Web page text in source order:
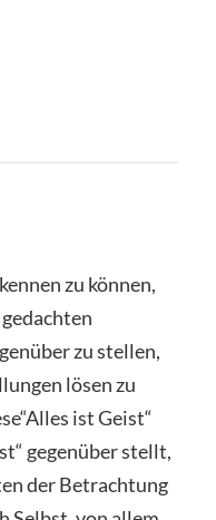
zu können,
zu stellen,
lösen zu
ist Geist“
gegenüber stellt,
der Betrachtung